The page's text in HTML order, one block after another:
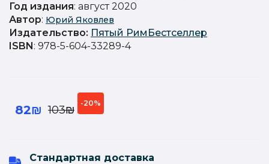
Год издания: август 2020
Автор: Юрий Яковлев
Издательство: Пятый РимБестселлер
ISBN: 978-5-604-33289-4
82₪ 103₪
-20%
Стандартная доставка